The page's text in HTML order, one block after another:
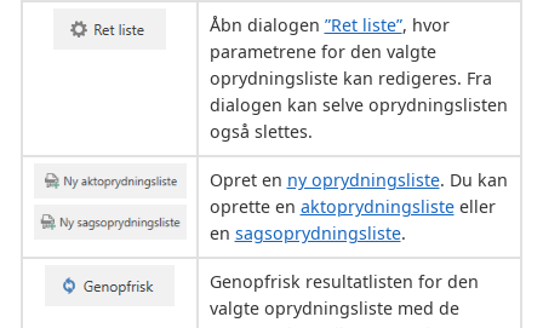
Åbn dialogen ”Ret liste”, hvor
parametrene for den valgte
oprydningsliste kan redigeres. Fra
dialogen kan selve oprydningslisten
også slettes.
Opret en ny oprydningsliste. Du kan
oprette en aktoprydningslisteeller
en sagsoprydningsliste.
Genopfrisk resultatlisten for den
valgte oprydningsliste med de